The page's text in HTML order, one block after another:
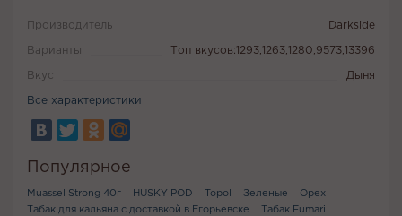
Производитель Darkside
Варианты Топ вкусов:1293,1263,1280,9573,13396
Вкус Дыня
Все характеристики
Популярное
Muassel Strong 40г HUSKY POD Topol Зеленые
Орех
Табак для кальяна с доставкой в Егорьевске
Табак Fumari